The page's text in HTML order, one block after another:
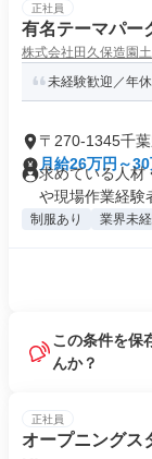
正社員
有名テーマパー
株式会社田久保造園
未経験歓迎／年
〒270-1345千
月給26万円～30
求めている人
や現場作業経験
制服あり 業界未
この条件を保
んか？
正社員
オープニングス